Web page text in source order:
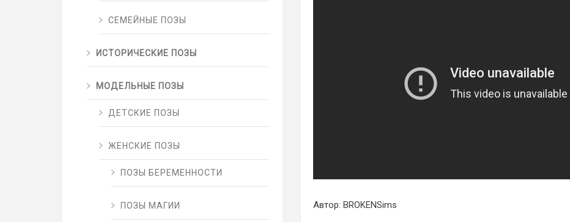
Автор: BROKENSims
СЕМЕЙНЫЕ ПОЗЫ
ИСТОРИЧЕСКИЕ ПОЗЫ
МОДЕЛЬНЫЕ ПОЗЫ
ДЕТСКИЕ ПОЗЫ
ЖЕНСКИЕ ПОЗЫ
ПОЗЫ БЕРЕМЕННОСТИ
ПОЗЫ МАГИИ